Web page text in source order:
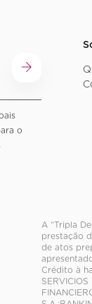
o
A “Tripla
prestação
de atos
Crédito à
SERVICIOS